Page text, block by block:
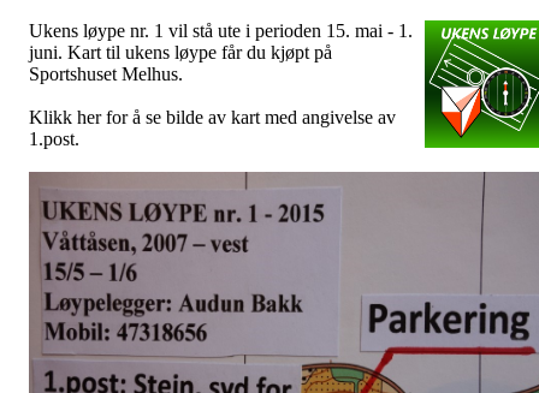
Ukens løype nr. 1 vil stå ute i perioden 15. mai - 1.
juni. Kart til ukens løype får du kjøpt på
Sportshuset Melhus.
Klikk her for å se bilde av kart med angivelse av
1.post.